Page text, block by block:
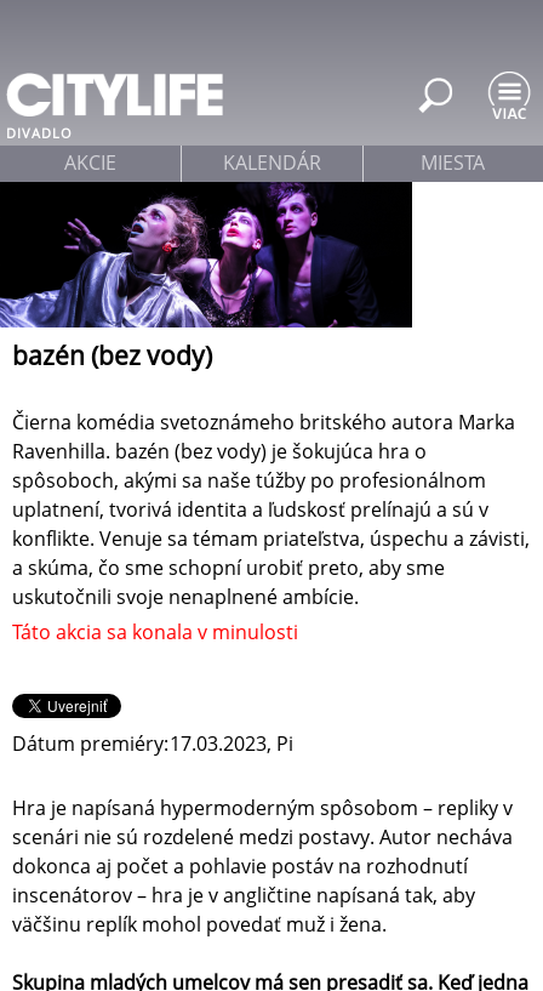
DIVADLO
bazén (bez vody)
Čierna komédia svetoznámeho britského autora Marka
Ravenhilla. bazén (bez vody) je šokujúca hra o
spôsoboch, akými sa naše túžby po profesionálnom
uplatnení, tvorivá identita a ľudskosť prelínajú a sú v
konflikte. Venuje sa témam priateľstva, úspechu a závisti,
a skúma, čo sme schopní urobiť preto, aby sme
uskutočnili svoje nenaplnené ambície.
Táto akcia sa konala v minulosti
Dátum premiéry:17.03.2023, Pi
Hra je napísaná hypermoderným spôsobom – repliky v
scenári nie sú rozdelené medzi postavy. Autor necháva
dokonca aj počet a pohlavie postáv na rozhodnutí
inscenátorov – hra je v angličtine napísaná tak, aby
väčšinu replík mohol povedať muž i žena.
Skupina mladých umelcov má sen presadiť sa. Keď jedna
AKCIE KALENDÁR MIESTA